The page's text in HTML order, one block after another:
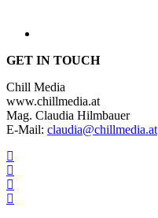
GET IN TOUCH
Chill Media
www.chillmedia.at
Mag. Claudia Hilmbauer
E-Mail: claudia@chillmedia.at